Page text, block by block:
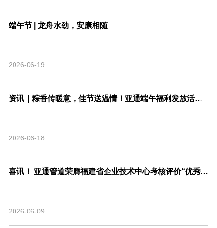
端午节 | 龙舟水劲，安康相随
2026-06-19
资讯｜粽香传暖意，佳节送温情！亚通端午福利发放活动圆满结束！
2026-06-18
喜讯！ 亚通管道荣膺福建省企业技术中心考核评价“优秀”等级，系省内管道行业唯一！
2026-06-09